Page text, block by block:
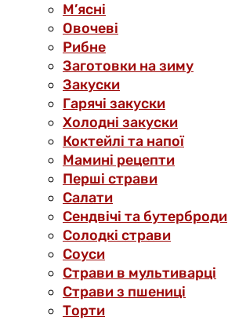
М’ясні
Овочеві
Рибне
Заготовки на зиму
Закуски
Гарячі закуски
Холодні закуски
Коктейлі та напої
Мамині рецепти
Перші страви
Салати
Сендвічі та бутерброди
Солодкі страви
Соуси
Страви в мультиварці
Страви з пшениці
Торти